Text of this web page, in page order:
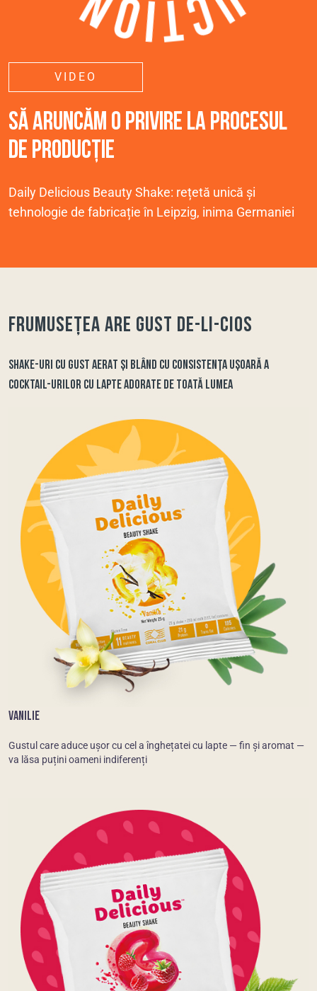
VIDEO
SĂ ARUNCĂM O PRIVIRE LA PROCESUL
DE PRODUCȚIE
Daily Delicious Beauty Shake: rețetă unică și
tehnologie de fabricație în Leipzig, inima Germaniei
Frumusețea are gust de-li-cios
SHAKE-URI CU GUST AERAT ȘI BLÂND CU CONSISTENȚA UȘOARĂ A
COCKTAIL-URILOR CU LAPTE ADORATE DE TOATĂ LUMEA
VANILIE
Gustul care aduce ușor cu cel a înghețatei cu lapte — fin și aromat —
va lăsa puțini oameni indiferenți